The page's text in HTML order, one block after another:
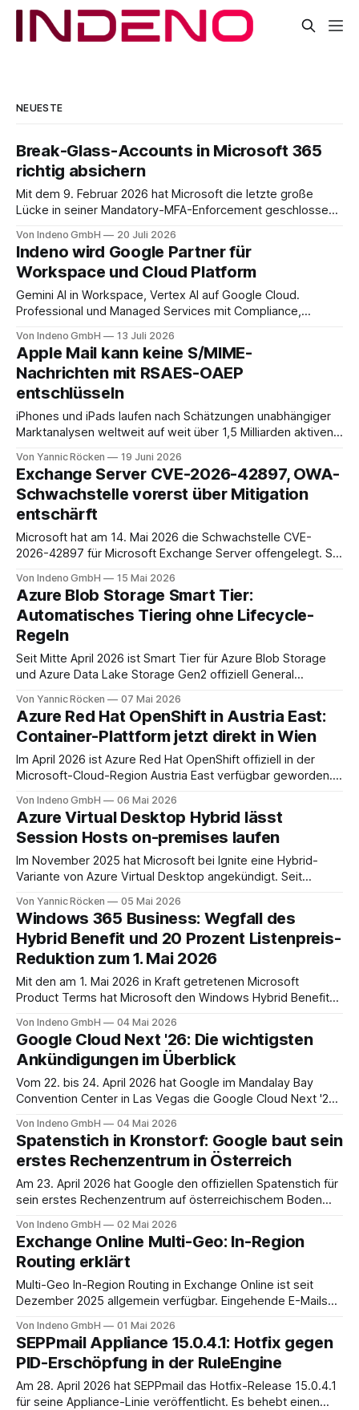
NEUESTE
Break-Glass-Accounts in Microsoft 365
richtig absichern
Mit dem 9. Februar 2026 hat Microsoft die letzte große
Lücke in seiner Mandatory-MFA-Enforcement geschlossen.
Microsoft 365 Admin Center anmeldet, einen zweiten
Faktor nachweisen. Für das Entra Admin Center, das Azure-
Portal und das Intune Admin Center gilt das
Von Indeno GmbH 20 Juli 2026
Indeno wird Google Partner für
Workspace und Cloud Platform
Gemini AI in Workspace, Vertex AI auf Google Cloud.
Professional und Managed Services mit Compliance,
DACH.
Von Indeno GmbH 13 Juli 2026
Apple Mail kann keine S/MIME-
Nachrichten mit RSAES-OAEP
entschlüsseln
iPhones und iPads laufen nach Schätzungen unabhängiger
Marktanalysen weltweit auf weit über 1,5 Milliarden aktiven
im Bereich von 25 bis 30 Prozent auf Geschäftsumfelder,
also Smartphones und Tablets, die im beruflichen Kontext
genutzt werden, sei es als reines Diensthandy, als COPE-
Von Yannic Röcken 19 Juni 2026
Exchange Server CVE-2026-42897, OWA-
Schwachstelle vorerst über Mitigation
entschärft
Microsoft hat am 14. Mai 2026 die Schwachstelle CVE-
2026-42897 für Microsoft Exchange Server offengelegt. Sie
unauthentifizierten Angreifer, über eine speziell präparierte
E-Mail JavaScript im Browser-Kontext des Empfängers
auszuführen. Der CVSS-Basisscore liegt bei 8.1, eingestuft
als
Von Indeno GmbH 15 Mai 2026
Azure Blob Storage Smart Tier:
Automatisches Tiering ohne Lifecycle-
Regeln
Seit Mitte April 2026 ist Smart Tier für Azure Blob Storage
und Azure Data Lake Storage Gen2 offiziell General
Objekte automatisch zwischen den Capacity-Tiers Hot,
Cool und Cold verschiebt, anhand der tatsächlichen
Zugriffsmuster und ohne dass dafür Lifecycle-
Management-Policies geschrieben
Von Yannic Röcken 07 Mai 2026
Azure Red Hat OpenShift in Austria East:
Container-Plattform jetzt direkt in Wien
Im April 2026 ist Azure Red Hat OpenShift offiziell in der
Microsoft-Cloud-Region Austria East verfügbar geworden.
Container-Plattformen am Markt jetzt direkt aus der
österreichischen Azure-Region heraus betreiben, mit lokaler
Datenhaltung, drei Verfügbarkeitszonen und einem von
Microsoft und Red Hat
Von Indeno GmbH 06 Mai 2026
Azure Virtual Desktop Hybrid lässt
Session Hosts on-premises laufen
Im November 2025 hat Microsoft bei Ignite eine Hybrid-
Variante von Azure Virtual Desktop angekündigt. Seit
Microsoft den Status auf dem Windows-IT-Pro-Blog noch
einmal bestätigt. [1][2][3] Hybrid AVD ermöglicht es
Unternehmen, ihre Workloads auf bestehender
Von Yannic Röcken 05 Mai 2026
Windows 365 Business: Wegfall des
Hybrid Benefit und 20 Prozent Listenpreis-
Reduktion zum 1. Mai 2026
Mit den am 1. Mai 2026 in Kraft getretenen Microsoft
Product Terms hat Microsoft den Windows Hybrid Benefit
Änderungsprotokoll steht das so kurz wie möglich:
"Removed terms for W365 with Windows Hybrid Benefit as
that product has reached end of life"
Von Indeno GmbH 04 Mai 2026
Google Cloud Next '26: Die wichtigsten
Ankündigungen im Überblick
Vom 22. bis 24. April 2026 hat Google im Mandalay Bay
Convention Center in Las Vegas die Google Cloud Next '26
Spotlights und mehr als 700 Breakout-Sessions, am Ende
stehen 260 Produkt- und Ökosystem-Ankündigungen auf
der offiziellen Liste, die
Von Indeno GmbH 04 Mai 2026
Spatenstich in Kronstorf: Google baut sein
erstes Rechenzentrum in Österreich
Am 23. April 2026 hat Google den offiziellen Spatenstich für
sein erstes Rechenzentrum auf österreichischem Boden
Ausgewählt war das Areal bereits 2008, der Bau startet
damit knapp 18 Jahre nach dem Grundstückskauf.
Anwesend waren unter anderem Google Managing Director
Austria & Switzerland Christine Antlanger-
Von Indeno GmbH 02 Mai 2026
Exchange Online Multi-Geo: In-Region
Routing erklärt
Multi-Geo In-Region Routing in Exchange Online ist seit
Dezember 2025 allgemein verfügbar. Eingehende E-Mails
Geography des Tenants, sondern direkt in der Region des
Empfängers, inklusive DNSSEC-fähigem mx.microsoft-
Endpunkt.
Von Indeno GmbH 01 Mai 2026
SEPPmail Appliance 15.0.4.1: Hotfix gegen
PID-Erschöpfung in der RuleEngine
Am 28. April 2026 hat SEPPmail das Hotfix-Release 15.0.4.1
für seine Appliance-Linie veröffentlicht. Es behebt einen